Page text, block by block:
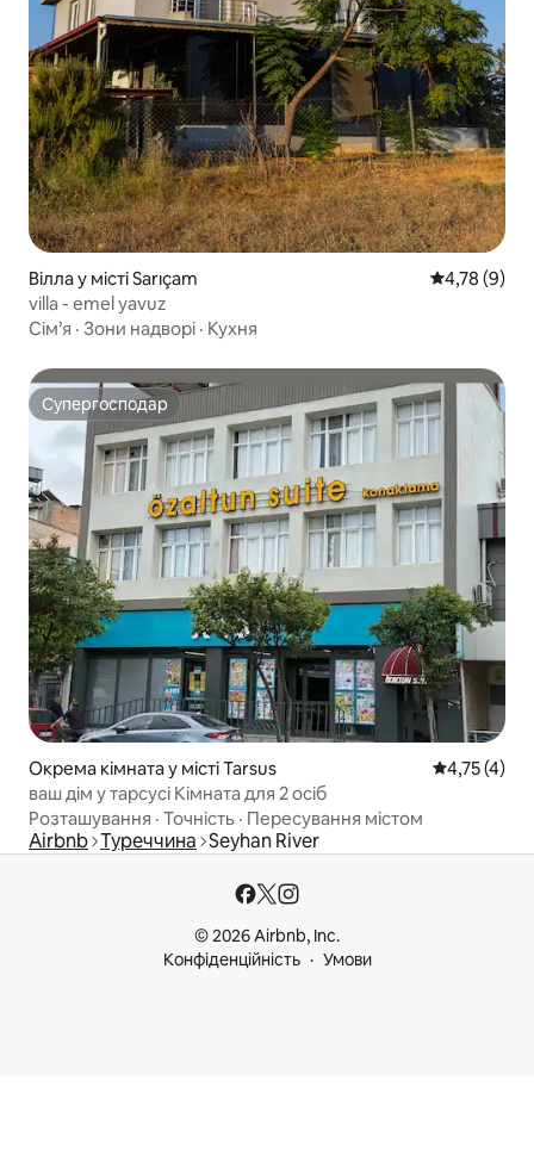
Вілла у місті Sarıçam Середня
4,78 (9)
villa - emel yavuz
Сім’я · Зони надворі · Кухня
Супергосподар
Супергосподар
Окрема кімната у місті Tarsus Середня
4,75 (4)
ваш дім у тарсусі Кімната для 2 осіб
Розташування · Точність · Пересування містом
Airbnb Туреччина Seyhan River
© 2026 Airbnb, Inc.
Конфіденційність
Умови